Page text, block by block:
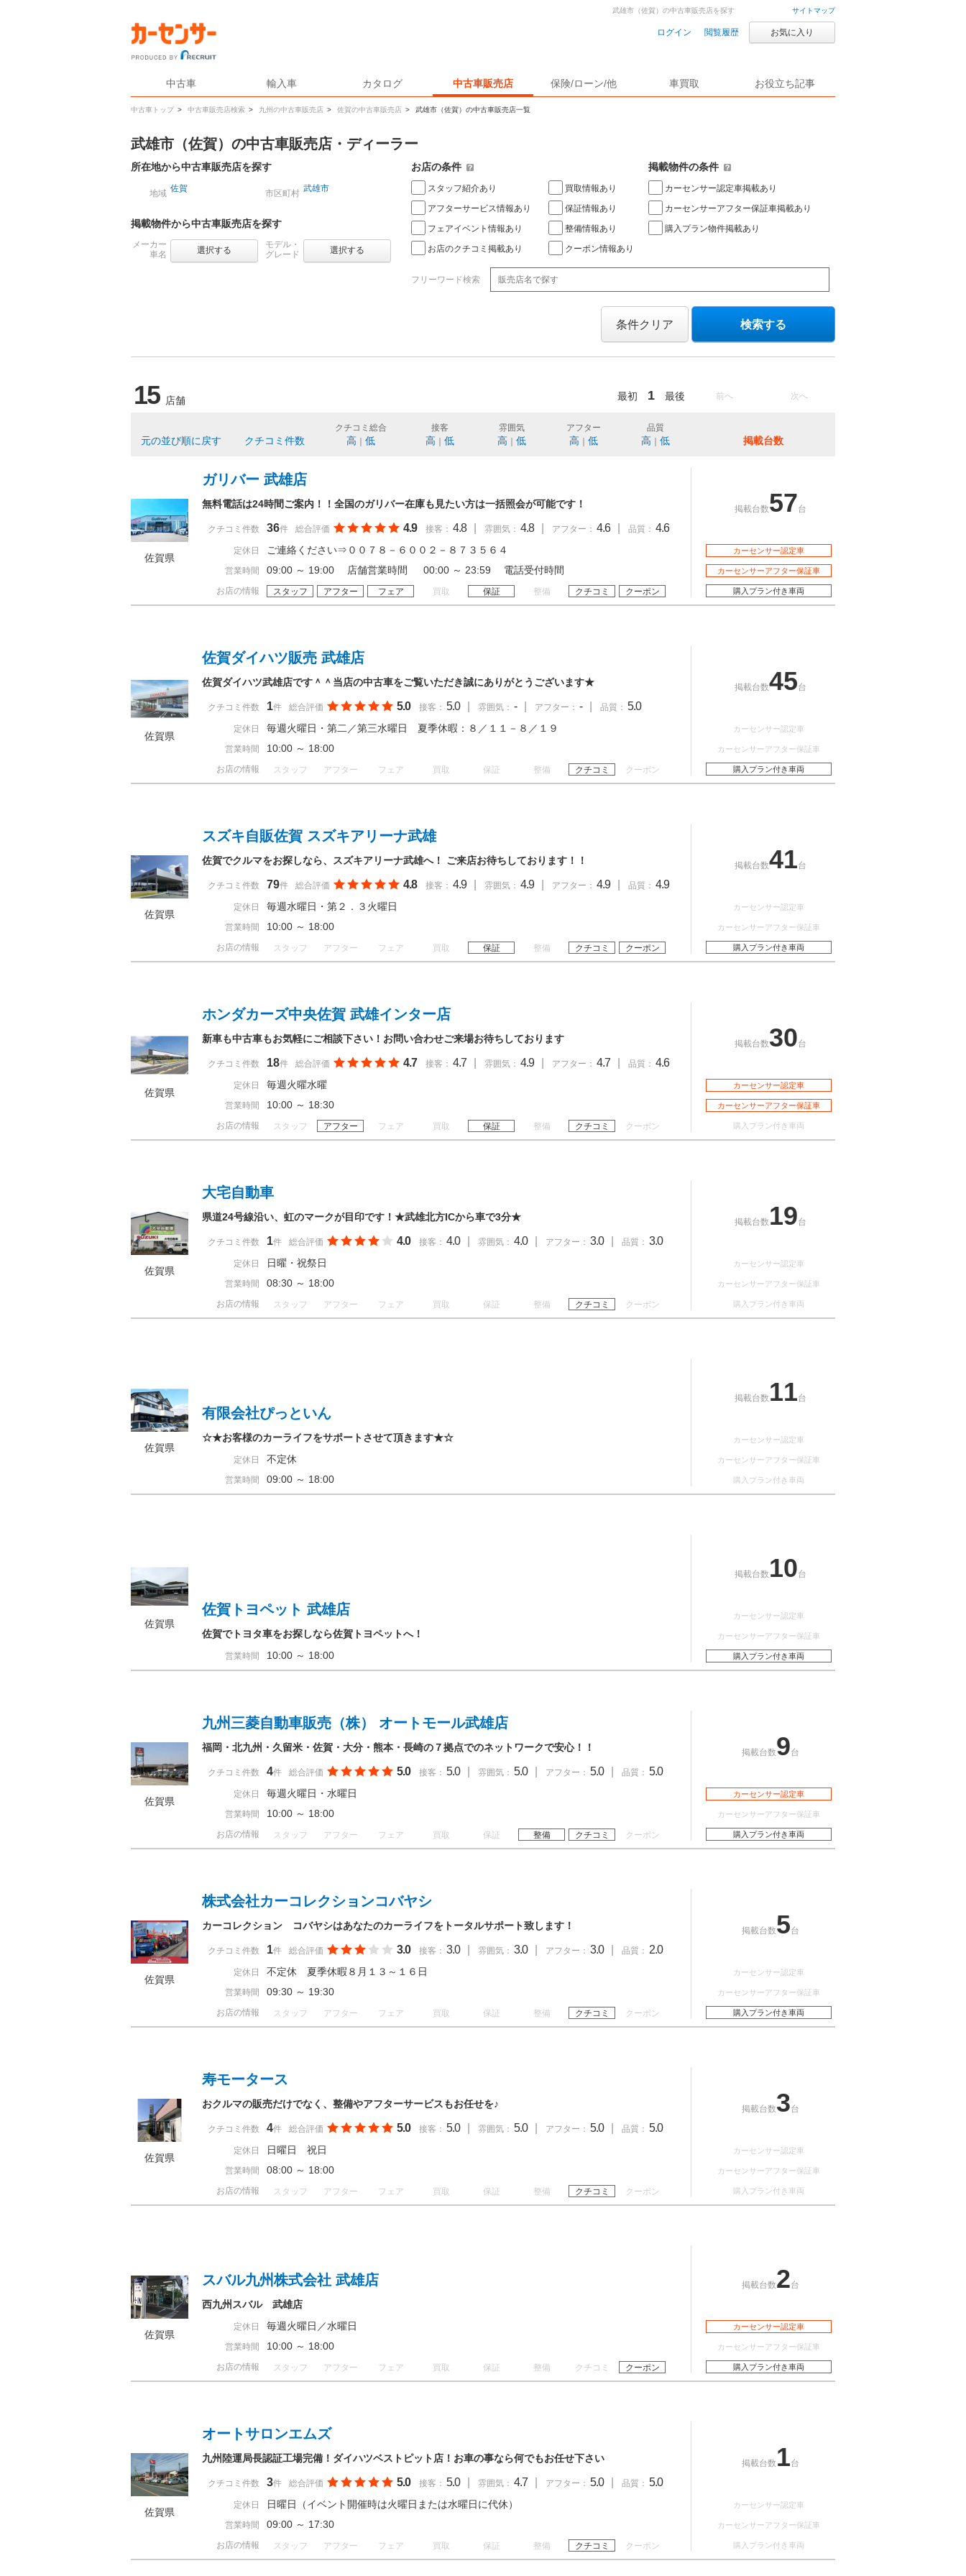
サイトマップ
ログイン 閲覧履歴 お気に入り
中古車 輸入車 カタログ 中古車販売店 保険/ローン/他 車買取 お役立ち記事
中古車トップ > 中古車販売店検索 > 九州の中古車販売店 > 佐賀の中古車販売店 > 武雄市（佐賀）の中古車販売店一覧
武雄市（佐賀）の中古車販売店を探す
武雄市（佐賀）の中古車販売店・ディーラー
所在地から中古車販売店を探す
地域 佐賀 市区町村 武雄市
掲載物件から中古車販売店を探す
メーカー
車名
選択する
モデル・
グレード
選択する
お店の条件
スタッフ紹介あり
アフターサービス情報あり
フェアイベント情報あり
お店のクチコミ掲載あり
買取情報あり
保証情報あり
整備情報あり
クーポン情報あり
掲載物件の条件
カーセンサー認定車掲載あり
カーセンサーアフター保証車掲載あり
購入プラン物件掲載あり
フリーワード検索
条件クリア 検索する
15 店舗 前へ 次へ
最初 1 最後
元の並び順に戻す クチコミ件数
クチコミ総合
高 低
接客
高 低
雰囲気
高 低
アフター
高 低
品質
高 低 掲載台数
佐賀県
ガリバー 武雄店
無料電話は24時間ご案内！！全国のガリバー在庫も見たい方は一括照会が可能です！
クチコミ件数 36件 総合評価 4.9 接客： 4.8 雰囲気： 4.8 アフター： 4.6 品質： 4.6
定休日 ご連絡ください⇒００７８－６００２－８７３５６４
営業時間 09:00 ～ 19:00 店舗営業時間 00:00 ～ 23:59 電話受付時間
お店の情報 スタッフ アフター フェア 買取 保証 整備 クチコミ クーポン
掲載台数57台
カーセンサー認定車
カーセンサーアフター保証車
購入プラン付き車両
佐賀県
佐賀ダイハツ販売 武雄店
佐賀ダイハツ武雄店です＾＾当店の中古車をご覧いただき誠にありがとうございます★
クチコミ件数 1件 総合評価 5.0 接客： 5.0 雰囲気： - アフター： - 品質： 5.0
定休日 毎週火曜日・第二／第三水曜日 夏季休暇：８／１１－８／１９
営業時間 10:00 ～ 18:00
お店の情報 スタッフ アフター フェア 買取 保証 整備 クチコミ クーポン
掲載台数45台
カーセンサー認定車
カーセンサーアフター保証車
購入プラン付き車両
佐賀県
スズキ自販佐賀 スズキアリーナ武雄
佐賀でクルマをお探しなら、スズキアリーナ武雄へ！ ご来店お待ちしております！！
クチコミ件数 79件 総合評価 4.8 接客： 4.9 雰囲気： 4.9 アフター： 4.9 品質： 4.9
定休日 毎週水曜日・第２．３火曜日
営業時間 10:00 ～ 18:00
お店の情報 スタッフ アフター フェア 買取 保証 整備 クチコミ クーポン
掲載台数41台
カーセンサー認定車
カーセンサーアフター保証車
購入プラン付き車両
佐賀県
ホンダカーズ中央佐賀 武雄インター店
新車も中古車もお気軽にご相談下さい！お問い合わせご来場お待ちしております
クチコミ件数 18件 総合評価 4.7 接客： 4.7 雰囲気： 4.9 アフター： 4.7 品質： 4.6
定休日 毎週火曜水曜
営業時間 10:00 ～ 18:30
お店の情報 スタッフ アフター フェア 買取 保証 整備 クチコミ クーポン
掲載台数30台
カーセンサー認定車
カーセンサーアフター保証車
購入プラン付き車両
佐賀県
大宅自動車
県道24号線沿い、虹のマークが目印です！★武雄北方ICから車で3分★
クチコミ件数 1件 総合評価 4.0 接客： 4.0 雰囲気： 4.0 アフター： 3.0 品質： 3.0
定休日 日曜・祝祭日
営業時間 08:30 ～ 18:00
お店の情報 スタッフ アフター フェア 買取 保証 整備 クチコミ クーポン
掲載台数 19台
カーセンサー認定車
カーセンサーアフター保証車
購入プラン付き車両
佐賀県
有限会社ぴっといん
☆★お客様のカーライフをサポートさせて頂きます★☆
定休日 不定休
営業時間 09:00 ～ 18:00
掲載台数 11台
カーセンサー認定車
カーセンサーアフター保証車
購入プラン付き車両
佐賀県
佐賀トヨペット 武雄店
佐賀でトヨタ車をお探しなら佐賀トヨペットへ！
営業時間 10:00 ～ 18:00
掲載台数 10台
カーセンサー認定車
カーセンサーアフター保証車
購入プラン付き車両
佐賀県
九州三菱自動車販売（株） オートモール武雄店
福岡・北九州・久留米・佐賀・大分・熊本・長崎の７拠点でのネットワークで安心！！
クチコミ件数 4件 総合評価 5.0 接客： 5.0 雰囲気： 5.0 アフター： 5.0 品質： 5.0
定休日 毎週火曜日・水曜日
営業時間 10:00 ～ 18:00
お店の情報 スタッフ アフター フェア 買取 保証 整備 クチコミ クーポン
掲載台数9台
カーセンサー認定車
カーセンサーアフター保証車
購入プラン付き車両
佐賀県
株式会社カーコレクションコバヤシ
カーコレクション コバヤシはあなたのカーライフをトータルサポート致します！
クチコミ件数 1件 総合評価 3.0 接客： 3.0 雰囲気： 3.0 アフター： 3.0 品質： 2.0
定休日 不定休 夏季休暇８月１３～１６日
営業時間 09:30 ～ 19:30
お店の情報 スタッフ アフター フェア 買取 保証 整備 クチコミ クーポン
掲載台数5台
カーセンサー認定車
カーセンサーアフター保証車
購入プラン付き車両
佐賀県
寿モータース
おクルマの販売だけでなく、整備やアフターサービスもお任せを♪
クチコミ件数 4件 総合評価 5.0 接客： 5.0 雰囲気： 5.0 アフター： 5.0 品質： 5.0
定休日 日曜日 祝日
営業時間 08:00 ～ 18:00
お店の情報 スタッフ アフター フェア 買取 保証 整備 クチコミ クーポン
掲載台数3台
カーセンサー認定車
カーセンサーアフター保証車
購入プラン付き車両
佐賀県
スバル九州株式会社 武雄店
西九州スバル 武雄店
定休日 毎週火曜日／水曜日
営業時間 10:00 ～ 18:00
お店の情報 スタッフ アフター フェア 買取 保証 整備 クチコミ クーポン
掲載台数2台
カーセンサー認定車
カーセンサーアフター保証車
購入プラン付き車両
佐賀県
オートサロンエムズ
九州陸運局長認証工場完備！ダイハツベストピット店！お車の事なら何でもお任せ下さい
クチコミ件数 3件 総合評価 5.0 接客： 5.0 雰囲気： 4.7 アフター： 5.0 品質： 5.0
定休日 日曜日（イベント開催時は火曜日または水曜日に代休）
営業時間 09:00 ～ 17:30
お店の情報 スタッフ アフター フェア 買取 保証 整備 クチコミ クーポン
掲載台数 1台
カーセンサー認定車
カーセンサーアフター保証車
購入プラン付き車両